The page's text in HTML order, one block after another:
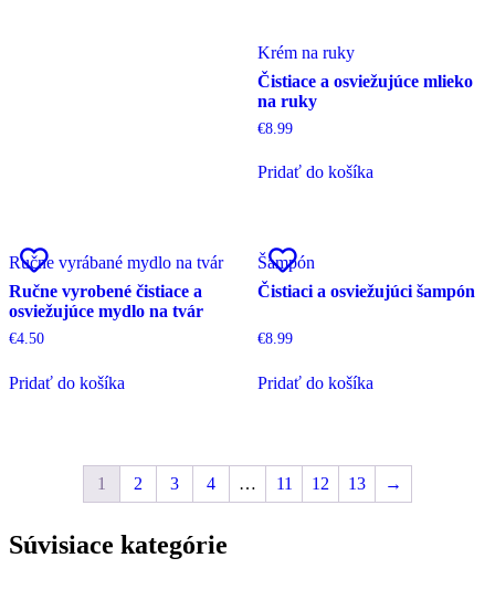
Krém na ruky
Čistiace a osviežujúce mlieko
na ruky
€8.99
Pridať do košíka
Ručne vyrábané mydlo na tvár
Ručne vyrobené čistiace a
osviežujúce mydlo na tvár
€4.50
Pridať do košíka
Šampón
Čistiaci a osviežujúci šampón
€8.99
Pridať do košíka
1 2 3 4 … 11 12 13 →
Súvisiace kategórie